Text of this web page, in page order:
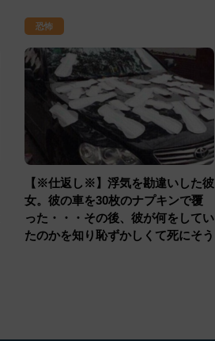
恐怖
【※仕返し※】浮気を勘違いした彼
女。彼の車を30枚のナプキンで覆
った・・・その後、彼が何をしてい
たのかを知り恥ずかしくて死にそう